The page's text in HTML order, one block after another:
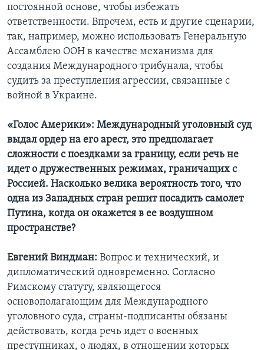
постоянной основе, чтобы избежать
ответственности. Впрочем, есть и другие сценарии,
так, например, можно использовать Генеральную
Ассамблею ООН в качестве механизма для
создания Международного трибунала, чтобы
судить за преступления агрессии, связанные с
войной в Украине.
«Голос Америки»: Международный уголовный суд
выдал ордер на его арест, это предполагает
сложности с поездками за границу, если речь не
идет о дружественных режимах, граничащих с
Россией. Насколько велика вероятность того, что
одна из Западных стран решит посадить самолет
Путина, когда он окажется в ее воздушном
пространстве?
Евгений Виндман: Вопрос и технический, и
дипломатический одновременно. Согласно
Римскому статуту, являющегося
основополагающим для Международного
уголовного суда, страны-подписанты обязаны
действовать, когда речь идет о военных
преступниках, о людях, в отношении которых